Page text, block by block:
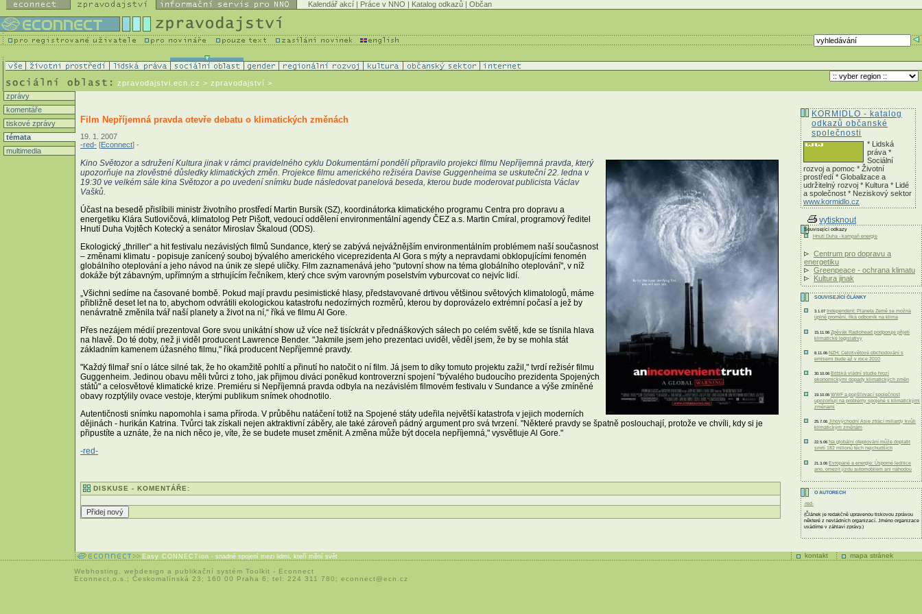
Kalendář akcí | Práce v NNO | Katalog odkazů | Občan
zpravodajstvi.ecn.cz > zpravodajství >
zprávy
komentáře
tiskové zprávy
témata
multimedia
Film Nepříjemná pravda otevře debatu o klimatických změnách
19. 1. 2007
-red- [Econnect] -
Kino Světozor a sdružení Kultura jinak v rámci pravidelného cyklu Dokumentární pondělí připravilo projekci filmu Nepříjemná pravda, který
upozorňuje na zlověstné důsledky klimatických změn. Projekce filmu amerického režiséra Davise Guggenheima se uskuteční 22. ledna v
19:30 ve velkém sále kina Světozor a po uvedení snímku bude následovat panelová beseda, kterou bude moderovat publicista Václav
Vašků.
Účast na besedě přislíbili ministr životního prostředí Martin Bursík (SZ), koordinátorka klimatického programu Centra pro dopravu a
energetiku Klára Sutlovičová, klimatolog Petr Pišoft, vedoucí oddělení environmentální agendy ČEZ a.s. Martin Cmíral, programový ředitel
Hnutí Duha Vojtěch Kotecký a senátor Miroslav Škaloud (ODS).
Ekologický „thriller“ a hit festivalu nezávislých filmů Sundance, který se zabývá nejvážnějším environmentálním problémem naší současnost
– změnami klimatu - popisuje zanícený souboj bývalého amerického viceprezidenta Al Gora s mýty a nepravdami obklopujícími fenomén
globálního oteplování a jeho návod na únik ze slepé uličky. Film zaznamenává jeho "putovní show na téma globálního oteplování", v níž
dokáže být zábavným, upřímným a strhujícím řečníkem, který chce svým varovným poselstvím vyburcovat co nejvíc lidí.
„Všichni sedíme na časované bombě. Pokud mají pravdu pesimistické hlasy, představované drtivou většinou světových klimatologů, máme
přibližně deset let na to, abychom odvrátili ekologickou katastrofu nedozírných rozměrů, kterou by doprovázelo extrémní počasí a jež by
nenávratně změnila tvář naší planety a život na ní,“ říká ve filmu Al Gore.
Přes nezájem médií prezentoval Gore svou unikátní show už více než tisíckrát v přednáškových sálech po celém světě, kde se tísnila hlava
na hlavě. Do té doby, než ji viděl producent Lawrence Bender. "Jakmile jsem jeho prezentaci uviděl, věděl jsem, že by se mohla stát
základním kamenem úžasného filmu," říká producent Nepříjemné pravdy.
"Každý filmař sní o látce silné tak, že ho okamžitě pohltí a přinutí ho natočit o ní film. Já jsem to díky tomuto projektu zažil," tvrdí režisér filmu
Guggenheim. Jedinou obavu měli tvůrci z toho, jak přijmou diváci poněkud kontroverzní spojení "bývalého budoucího prezidenta Spojených
států" a celosvětové klimatické krize. Premiéru si Nepříjemná pravda odbyla na nezávislém filmovém festivalu v Sundance a výše zmíněné
obavy rozptýlily ovace vestoje, kterými publikum snímek ohodnotilo.
Autentičnosti snímku napomohla i sama příroda. V průběhu natáčení totiž na Spojené státy udeřila největší katastrofa v jejich moderních
dějinách - hurikán Katrina. Tvůrci tak získali nejen aktraktivní záběry, ale také zároveň pádný argument pro svá tvrzení. "Některé pravdy se špatně poslouchají, protože ve chvíli, kdy si je
připustíte a uznáte, že na nich něco je, víte, že se budete muset změnit. A změna může být docela nepříjemná," vysvětluje Al Gore."
-red-
DISKUSE - KOMENTÁŘE:
KORMIDLO - katalog
odkazů občanské
společnosti
* Lidská
práva *
Sociální
rozvoj a pomoc * Životní
prostředí * Globalizace a
udržitelný rozvoj * Kultura * Lidé
a společnost * Neziskový sektor
www.kormidlo.cz
vytisknout
Související odkazy
Hnutí Duha - kampaň energie
Centrum pro dopravu a
energetiku
Greenpeace - ochrana klimatu
Kultura jinak
SOUVISEJÍCÍ ČLÁNKY
3.1.07 Independent: Planeta Země se možná
úplně promění, říká odborník na klima
15.11.06 Zpěvák Radiohead podporuje přijetí
klimatické legislativy
8.11.06 NZH: Celosvětové obchodování s
emisemi bude až v roce 2010
30.10.06 Britská vládní studie hrozí
ekonomickými dopady klimatických změn
19.10.06 WWF a pojišťovací společnost
upozorňují na problémy spojené s klimatickými
změnami
25.7.06 Jihovýchodní Asie ztrácí miliardy kvůli
klimatickým změnám
22.5.06 Na globální oteplování může doplatit
smrtí 182 milionů těch nejchudších
21.3.06 Evropané a energie: Úsporné lednice
ano, omezit jízdu automobilem ani náhodou
O AUTORECH
-red-
(Článek je redakčně upravenou tiskovou zprávou
některé z nevládních organizací. Jméno organizace
uvádíme v záhlaví zprávy.)
kontakt mapa stránek
Easy CONNECTion - snadné spojení mezi lidmi, kteří mění svět
Webhosting webdesign a publikační systém Toolkit - Econnect
Econnect,o.s.; Českomalínská 23; 160 00 Praha 6; tel: 224 311 780; econnect@ecn.cz